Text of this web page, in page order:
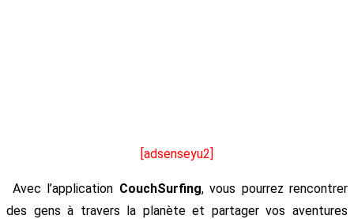
[adsenseyu2]
Avec l’application CouchSurfing, vous pourrez rencontrer
des gens à travers la planète et partager vos aventures